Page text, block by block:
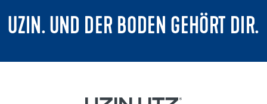
UZIN. UND DER BODEN GEHÖRT DIR.